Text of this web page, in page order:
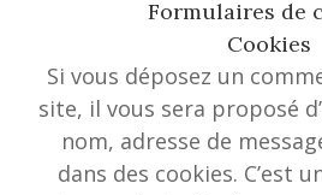
Formulaires de
Cookies
Si vous déposez un
site, il vous sera proposé
nom, adresse de
dans des cookies. C’est